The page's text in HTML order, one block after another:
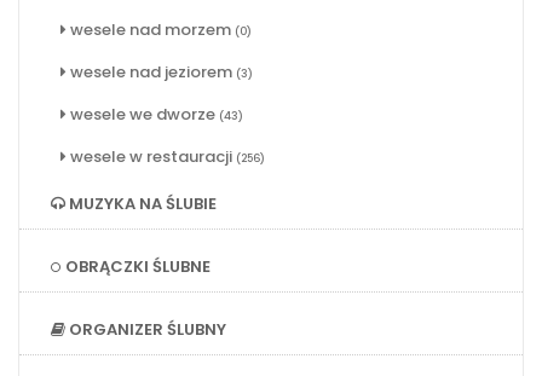
wesele nad morzem (0)
wesele nad jeziorem (3)
wesele we dworze (43)
wesele w restauracji (256)
MUZYKA NA ŚLUBIE
OBRĄCZKI ŚLUBNE
ORGANIZER ŚLUBNY